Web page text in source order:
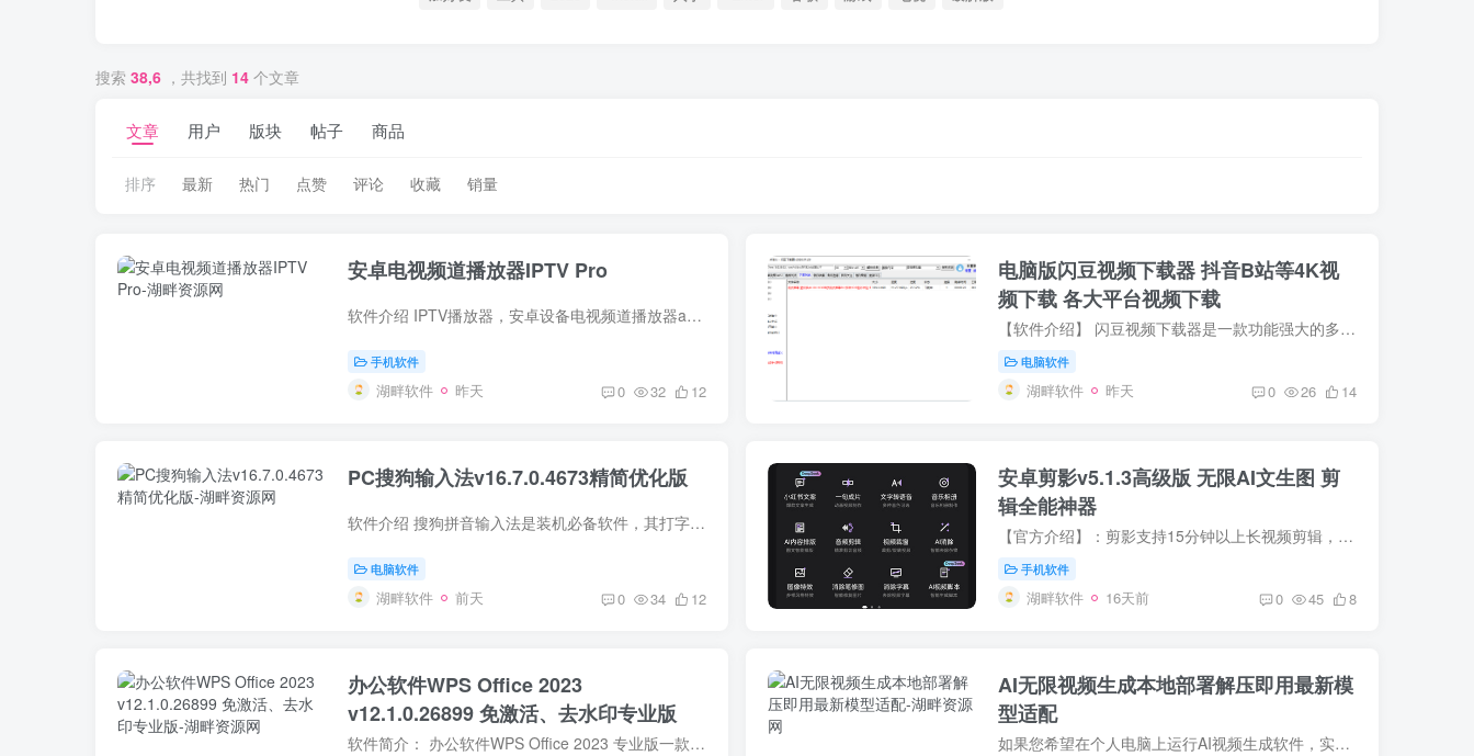
搜索 38,6 ，共找到 14 个文章
文章 用户 版块 帖子 商品
排序 最新 热门 点赞 评论 收藏 销量
安卓电视频道播放器IPTV Pro
软件介绍 IPTV播放器，安卓设备电视频道播放器app，支持HTTP/P2P协议，M3U,XSPF播放源列表，EPG直播时移，家长控制，UDP代理，兼容Android系统手机和盒子设备。该应用不提供任何直播源，需要自...
手机软件
湖畔软件 昨天 0 32 12
电脑版闪豆视频下载器 抖音B站等4K视
频下载 各大平台视频下载
【软件介绍】 闪豆视频下载器是一款功能强大的多平台视频批量下载工具。它支持从多个热门视频平台如B站(哔哩哔哩)、抖音、TikTok和油管(YouTube)下载视频，并且可以进行批量下载操作。此外，用...
电脑软件
湖畔软件 昨天 0 26 14
PC搜狗输入法v16.7.0.4673精简优化版
软件介绍 搜狗拼音输入法是装机必备软件，其打字准、词库全、功能强大、使得输入更高效。搜狗输入法PC版去除广告文件精简优化后的用着还不错，至少比官方版用着安心些。 软件截图 更新日志 piny...
电脑软件
湖畔软件 前天 0 34 12
安卓剪影v5.1.3高级版 无限AI文生图 剪
辑全能神器
【官方介绍】：剪影支持15分钟以上长视频剪辑，提供0.1秒精准修剪、分割、合并、变速、倒放等功能，提供自动卡点功能，根据照片节奏生成动态效果，并支持提取视频配音、添加背景音乐及音效，可...
手机软件
湖畔软件 16天前 0 45 8
办公软件WPS Office 2023
v12.1.0.26899 免激活、去水印专业版
软件简介： 办公软件WPS Office 2023 专业版一款非常好用的国产办公套件，面向日常场景打造一体化办公环境，兼顾国产化适配、全格式兼容与企业协同管理能力，软件同时兼容微软Office办公套件。...
AI无限视频生成本地部署解压即用最新模
型适配
如果您希望在个人电脑上运行AI视频生成软件，实现文生视频、图生视频等功能， 本地一键部署方案可以极大简化操作。 AI无限视频生成本地部署解压即用最新模型适配 AI无限视频生成本地部署解压即...